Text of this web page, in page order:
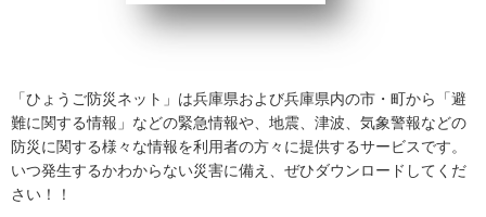
「ひょうご防災ネット」は兵庫県および兵庫県内の市・町から「避
難に関する情報」などの緊急情報や、地震、津波、気象警報などの
防災に関する様々な情報を利用者の方々に提供するサービスです。
いつ発生するかわからない災害に備え、ぜひダウンロードしてくだ
さい！！